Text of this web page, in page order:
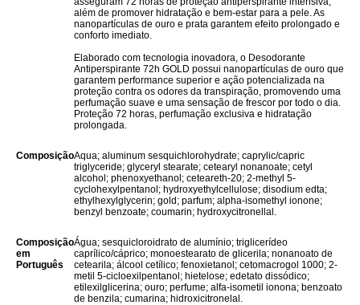
além de promover hidratação e bem-estar para a pele. As
nanopartículas de ouro e prata garantem efeito prolongado e
conforto imediato.
Elaborado com tecnologia inovadora, o Desodorante
Antiperspirante 72h GOLD possui nanopartículas de ouro que
garantem performance superior e ação potencializada na
proteção contra os odores da transpiração, promovendo uma
perfumação suave e uma sensação de frescor por todo o dia.
Proteção 72 horas, perfumação exclusiva e hidratação
prolongada.
ComposiçãoAqua; aluminum sesquichlorohydrate; caprylic/capric
triglyceride; glyceryl stearate; cetearyl nonanoate; cetyl
alcohol; phenoxyethanol; ceteareth-20; 2-methyl 5-
cyclohexylpentanol; hydroxyethylcellulose; disodium edta;
ethylhexylglycerin; gold; parfum; alpha-isomethyl ionone;
benzyl benzoate; coumarin; hydroxycitronellal.
Composição
em
Português
Água; sesquicloroidrato de alumínio; triglicerídeo
caprílico/cáprico; monoestearato de glicerila; nonanoato de
cetearila; álcool cetílico; fenoxietanol; cetomacrogol 1000; 2-
metil 5-cicloexilpentanol; hietelose; edetato dissódico;
etilexilglicerina; ouro; perfume; alfa-isometil ionona; benzoato
de benzila; cumarina; hidroxicitronelal.